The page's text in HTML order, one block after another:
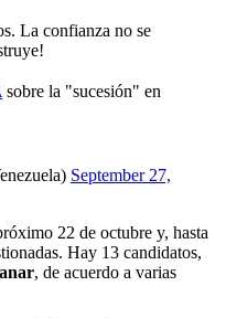
La confianza no se
sobre la "sucesión" en
September 27,
22 de octubre y, hasta
Hay 13 candidatos,
, de acuerdo a varias